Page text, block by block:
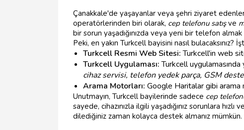
Çanakkale'de yaşayanlar veya şehri ziyaret
operatörlerinden biri olarak, cep telefonu satışve
bir sorun yaşadığınızda veya yeni bir telefon
Peki, en yakın Turkcell bayisini nasıl bulacaksınız?
Turkcell Resmi Web Sitesi:Turkcell'in web
Turkcell Uygulaması:Turkcell
cihaz servisi, telefon yedek parça, GSM
Arama Motorları: Google Haritalar gibi arama
Unutmayın, Turkcell bayilerinde sadece cep
sayede, cihazınızla ilgili yaşadığınız sorunlara
dilediğiniz zaman kolayca destek almanız mümkün.